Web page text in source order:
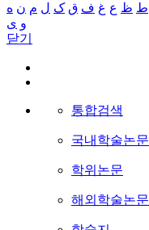
ط ظ ع غ ف ق ک ل م ن ه
و ی
닫기
통합검색
국내학술논문
학위논문
해외학술논문